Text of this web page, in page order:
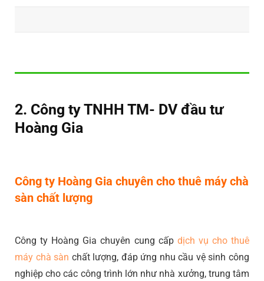
2. Công ty TNHH TM- DV đầu tư
Hoàng Gia
Công ty Hoàng Gia chuyên cho thuê máy chà
sàn chất lượng
Công ty Hoàng Gia chuyên cung cấp dịch vụ cho thuê
máy chà sàn chất lượng, đáp ứng nhu cầu vệ sinh công
nghiệp cho các công trình lớn như nhà xưởng, trung tâm